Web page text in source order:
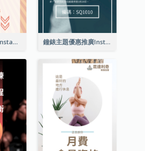
季節性新品折扣Instagram限時動態 鐘錶主題優惠推廣Instagram限時動態